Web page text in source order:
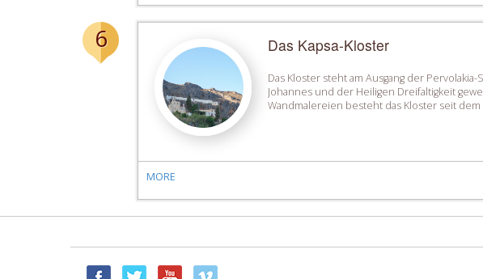
6 Das Kapsa-Kloster
Das Kloster steht am Ausgang der
Johannes und der Heiligen Dreifaltigkeit
Wandmalereien besteht das Kloster seit
MORE